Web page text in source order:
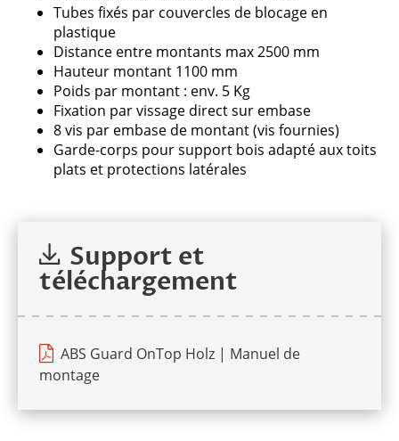
Tubes fixés par couvercles de blocage en
plastique
Distance entre montants max 2500 mm
Hauteur montant 1100 mm
Poids par montant : env. 5 Kg
Fixation par vissage direct sur embase
8 vis par embase de montant (vis fournies)
Garde-corps pour support bois adapté aux toits
plats et protections latérales
Support et
téléchargement
ABS Guard OnTop Holz | Manuel de
montage